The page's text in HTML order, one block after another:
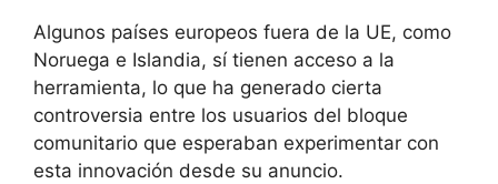
Algunos países europeos fuera de la UE, como
Noruega e Islandia, sí tienen acceso a la
herramienta, lo que ha generado cierta
controversia entre los usuarios del bloque
comunitario que esperaban experimentar con
esta innovación desde su anuncio.